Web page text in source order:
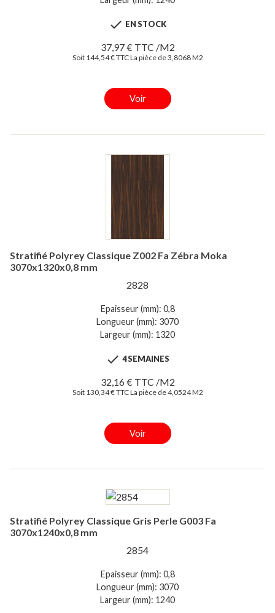
 EN STOCK
37,97 € TTC /M2
Soit 144,54 € TTC La pièce de 3,8068 M2
Voir
Stratifié Polyrey Classique Z002 Fa Zébra Moka
3070x1320x0,8 mm
2828
Epaisseur (mm): 0,8
Longueur (mm): 3070
Largeur (mm): 1320
 4 SEMAINES
32,16 € TTC /M2
Soit 130,34 € TTC La pièce de 4,0524 M2
Voir
Stratifié Polyrey Classique Gris Perle G003 Fa
3070x1240x0,8 mm
2854
Epaisseur (mm): 0,8
Longueur (mm): 3070
Largeur (mm): 1240